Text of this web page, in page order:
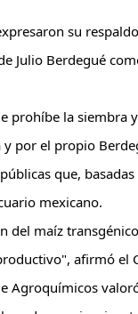
su
Julio Berdegué
prohíbe la siembra
por el propio
que,
mexicano.
del maíz
afirmó el
Agroquímicos